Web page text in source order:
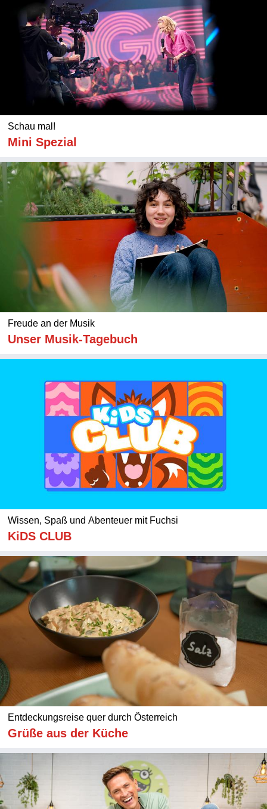
Schau mal!
Mini Spezial
Freude an der Musik
Unser Musik-Tagebuch
Wissen, Spaß und Abenteuer mit Fuchsi
KiDS CLUB
Entdeckungsreise quer durch Österreich
Grüße aus der Küche